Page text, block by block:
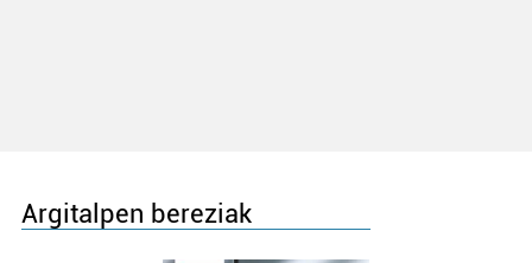
Argitalpen bereziak